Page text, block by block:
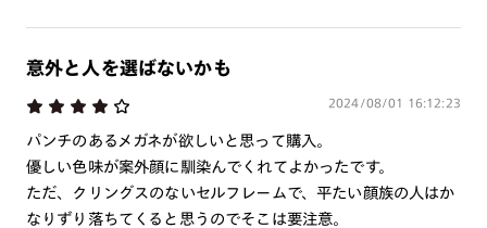
1. カート画面内「レンズ選択へ」ボタンより「度つきレン
ズまたは店舗でレンズ作成」を選択
2. 遠近レンズより「遠近両用」を選択のうえ、購入手続き
画面へ
3. 「度数がわからない方・店舗でレンズ作成」を選択
※オプションレンズと組み合わせた遠近両用（累進）レンズはオンラインシ
意外と人を選ばないかも
2024/08/01 16:12:23
パンチのあるメガネが欲しいと思って購入。
優しい色味が案外顔に馴染んでくれてよかったです。
ただ、クリングスのないセルフレームで、平たい顔族の人はか
なりずり落ちてくると思うのでそこは要注意。